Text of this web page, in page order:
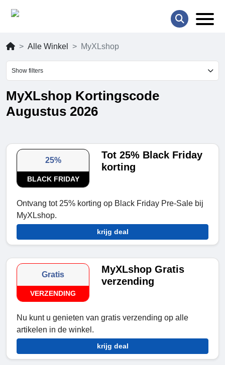
Alle Winkel MyXLshop
Show filters
MyXLshop Kortingscode
Augustus 2026
25%
BLACK FRIDAY
Tot 25% Black Friday
korting
Ontvang tot 25% korting op Black Friday Pre-Sale bij
MyXLshop.
krijg deal
Gratis
VERZENDING
MyXLshop Gratis
verzending
Nu kunt u genieten van gratis verzending op alle
artikelen in de winkel.
krijg deal